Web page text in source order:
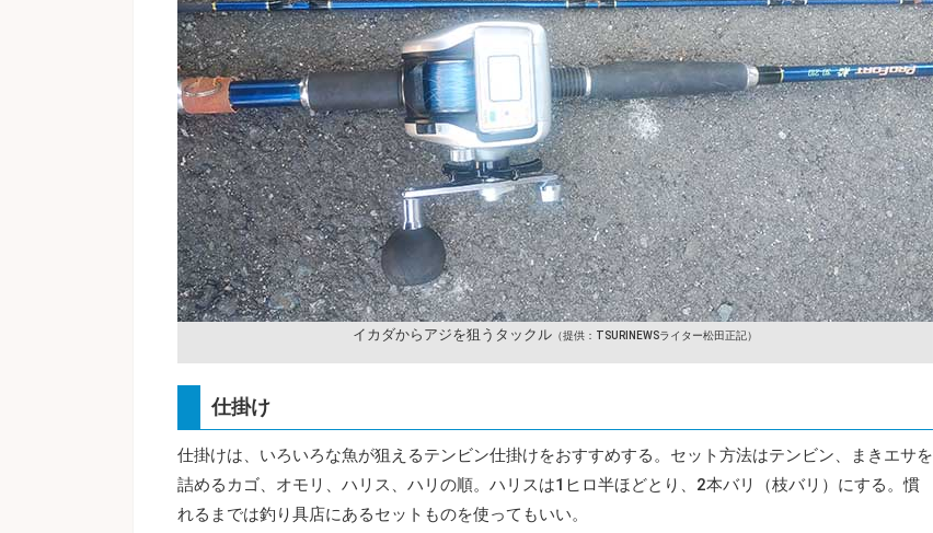
イカダからアジを狙うタックル （提供：TSURINEWSライター松田正記）
仕掛け
仕掛けは、いろいろな魚が狙えるテンビン仕掛けをおすすめする。セット方法はテンビン、まきエサを
詰めるカゴ、オモリ、ハリス、ハリの順。ハリスは1ヒロ半ほどとり、2本バリ（枝バリ）にする。慣
れるまでは釣り具店にあるセットものを使ってもいい。